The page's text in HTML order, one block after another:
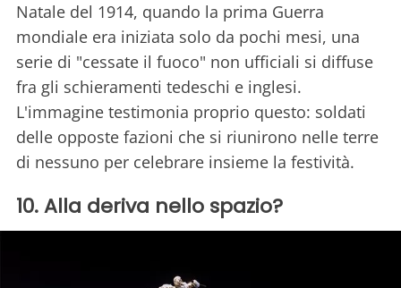
Natale del 1914, quando la prima Guerra
mondiale era iniziata solo da pochi mesi, una
serie di "cessate il fuoco" non ufficiali si diffuse
fra gli schieramenti tedeschi e inglesi.
L'immagine testimonia proprio questo: soldati
delle opposte fazioni che si riunirono nelle terre
di nessuno per celebrare insieme la festività.
10. Alla deriva nello spazio?